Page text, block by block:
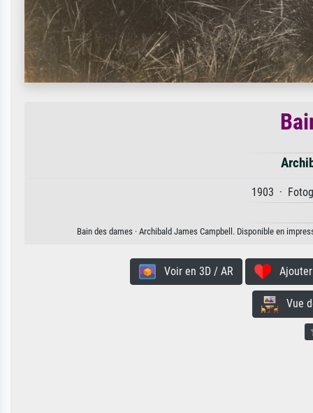
1903 ·
Bain des dames · Archibald James Campbell. Disponible en
Voir en 3D / AR
Vue